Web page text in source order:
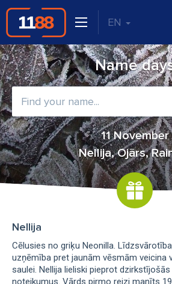
EN
Name
11 November
Nellija, Ojārs,
Nellija
Cēlusies no griķu Neonilla.
uzņēmība pret jaunām vēsmām veicina
saulei. Nellija lieliski pieprot
noteikumus. Vārds pirmo reizi manīts